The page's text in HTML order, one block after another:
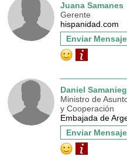
Juana Samanes
Gerente
hispanidad.com
Enviar
Daniel
Ministro de
y Cooperación
Embajada de
Enviar